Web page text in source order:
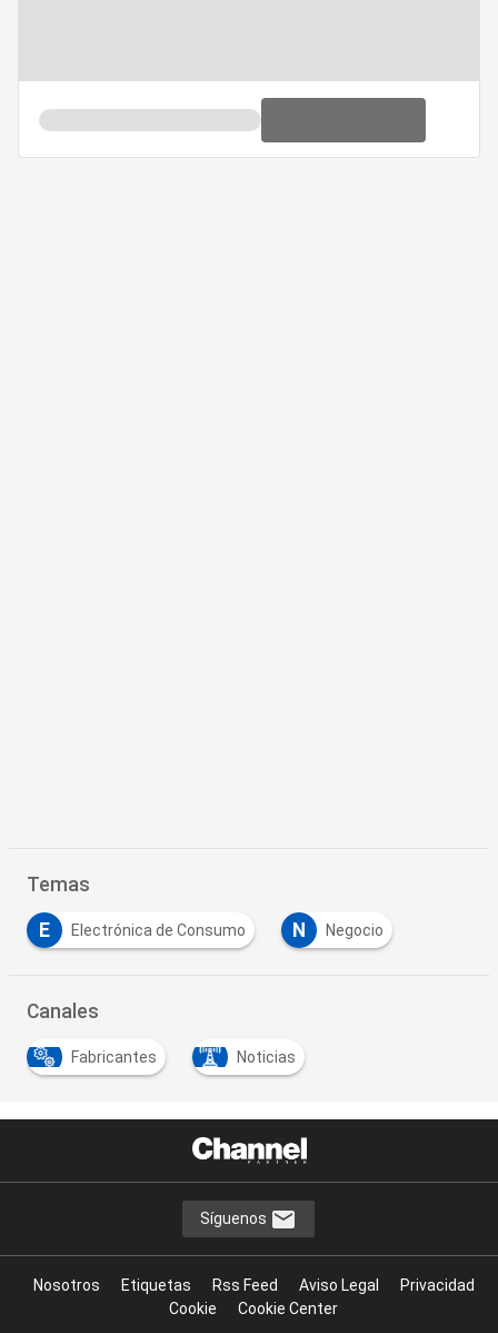
Temas
E Electrónica de Consumo N Negocio
Canales
Fabricantes Noticias
Síguenos
Nosotros Etiquetas Rss Feed Aviso Legal
Privacidad
Cookie
Cookie Center